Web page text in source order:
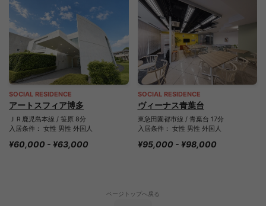
SOCIAL RESIDENCE
アートスフィア博多
ＪＲ鹿児島本線 / 笹原 8分
入居条件： 女性 男性 外国人
¥60,000 - ¥63,000
SOCIAL RESIDENCE
ヴィーナス青葉台
東急田園都市線 / 青葉台 17分
入居条件： 女性 男性 外国人
¥95,000 - ¥98,000